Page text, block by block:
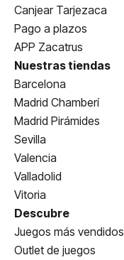
Canjear Tarjezaca
Pago a plazos
APP Zacatrus
Nuestras tiendas
Barcelona
Madrid Chamberí
Madrid Pirámides
Sevilla
Valencia
Valladolid
Vitoria
Descubre
Juegos más vendidos
Outlet de juegos